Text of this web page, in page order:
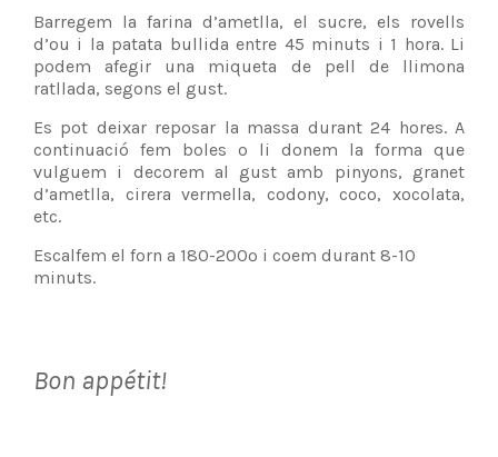
Barregem la farina d’ametlla, el sucre, els rovells
d’ou i la patata bullida entre 45 minuts i 1 hora. Li
podem afegir una miqueta de pell de llimona
ratllada, segons el gust.
Es pot deixar reposar la massa durant 24 hores. A
continuació fem boles o li donem la forma que
vulguem i decorem al gust amb pinyons, granet
d’ametlla, cirera vermella, codony, coco, xocolata,
etc.
Escalfem el forn a 180-200º i coem durant 8-10
minuts.
Bon appétit!